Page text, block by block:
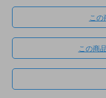
この
この商